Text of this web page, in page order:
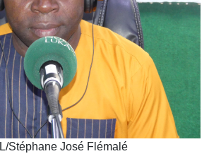
Stéphane José Flémalé